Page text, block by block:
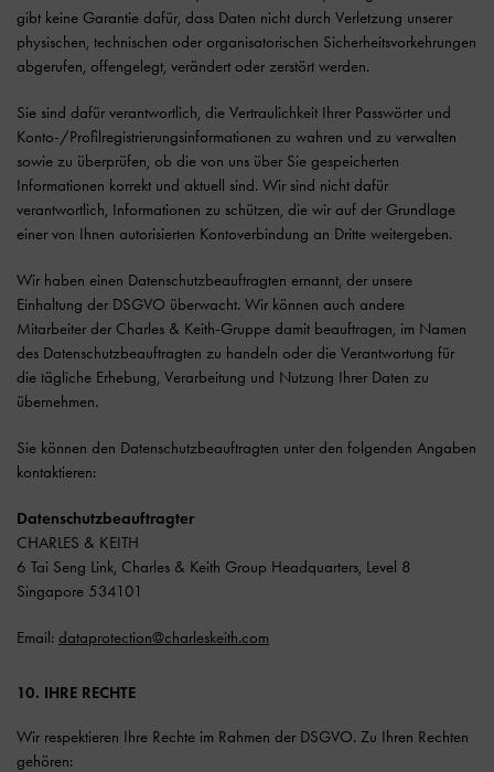
gibt keine Garantie dafür, dass Daten nicht durch Verletzung unserer
physischen, technischen oder organisatorischen Sicherheitsvorkehrungen
abgerufen, offengelegt, verändert oder zerstört werden.
Sie sind dafür verantwortlich, die Vertraulichkeit Ihrer Passwörter und
Konto-/Profilregistrierungsinformationen zu wahren und zu verwalten
sowie zu überprüfen, ob die von uns über Sie gespeicherten
Informationen korrekt und aktuell sind. Wir sind nicht dafür
verantwortlich, Informationen zu schützen, die wir auf der Grundlage
einer von Ihnen autorisierten Kontoverbindung an Dritte weitergeben.
Wir haben einen Datenschutzbeauftragten ernannt, der unsere
Einhaltung der DSGVO überwacht. Wir können auch andere
Mitarbeiter der Charles & Keith-Gruppe damit beauftragen, im Namen
des Datenschutzbeauftragten zu handeln oder die Verantwortung für
die tägliche Erhebung, Verarbeitung und Nutzung Ihrer Daten zu
übernehmen.
Sie können den Datenschutzbeauftragten unter den folgenden Angaben
kontaktieren:
Datenschutzbeauftragter
CHARLES & KEITH
6 Tai Seng Link, Charles & Keith Group Headquarters, Level 8
Singapore 534101
Email: dataprotection@charleskeith.com
10. IHRE RECHTE
Wir respektieren Ihre Rechte im Rahmen der DSGVO. Zu Ihren Rechten
gehören: